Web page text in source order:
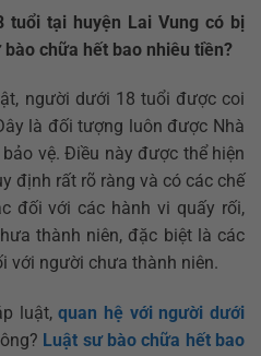
tuổi tại huyện Lai Vung có bị
chữa hết bao nhiêu tiền?
người dưới 18 tuổi được coi
là đối tượng luôn được Nhà
vệ. Điều này được thể hiện
định rất rõ ràng và có các chế
đối với các hành vi quấy rối,
thành niên, đặc biệt là các
với người chưa thành niên.
luật,quan hệ với người dưới
Luật sư bào chữa hết bao